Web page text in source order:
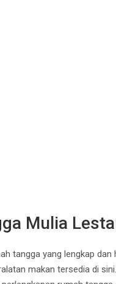
Mulia
tangga yang lengkap dan
makan tersedia di